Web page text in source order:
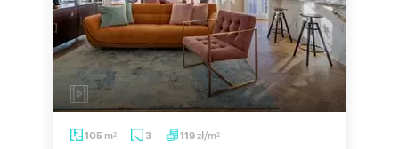
105 m2 3 119zł/m2